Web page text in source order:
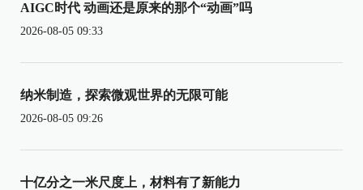
AIGC时代 动画还是原来的那个“动画”吗
2026-08-05 09:33
纳米制造，探索微观世界的无限可能
2026-08-05 09:26
十亿分之一米尺度上，材料有了新能力